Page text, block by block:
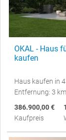
OKAL - Haus
kaufen
Haus kaufen in
Entfernung: 3 km
386.900,00 €
Kaufpreis